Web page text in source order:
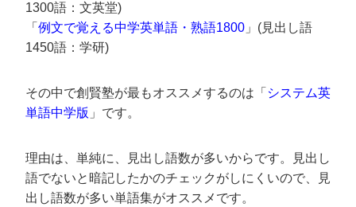
1300語：文英堂)
「 例文で覚える中学英単語・熟語1800 」(見出し語
1450語：学研)
その中で創賢塾が最もオススメするのは「 システム英
単語中学版 」です。
理由は、単純に、見出し語数が多いからです。見出し
語でないと暗記したかのチェックがしにくいので、見
出し語数が多い単語集がオススメです。